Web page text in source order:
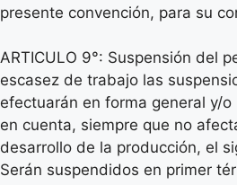
presente convención, para su
ARTICULO 9°: Suspensión del
escasez de trabajo las
efectuarán en forma general y/
en cuenta, siempre que no
desarrollo de la producción, el
Serán suspendidos en primer